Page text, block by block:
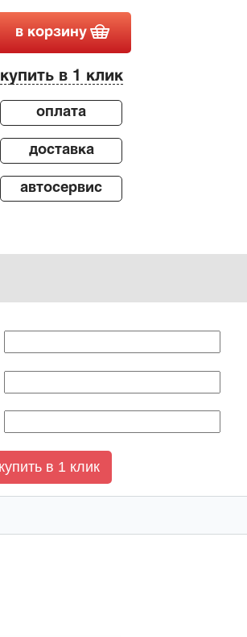
в корзину
купить в 1 клик
оплата
доставка
автосервис